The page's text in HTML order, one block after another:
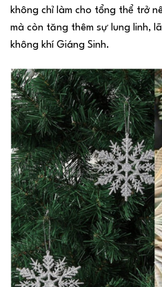
không chỉ làm cho tổng thể trở
mà còn tăng thêm sự lung linh,
không khí Giáng Sinh.